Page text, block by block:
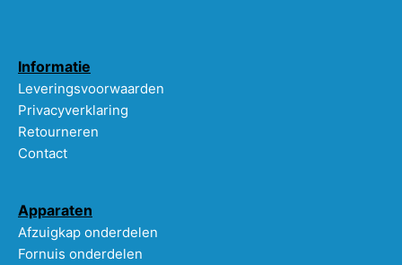
Informatie
Leveringsvoorwaarden
Privacyverklaring
Retourneren
Contact
Apparaten
Afzuigkap onderdelen
Fornuis onderdelen